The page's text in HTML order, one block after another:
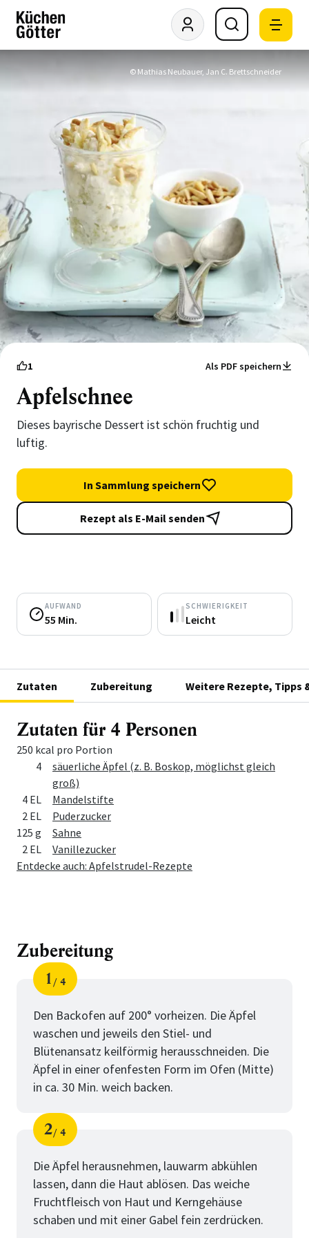
© Mathias Neubauer, Jan C. Brettschneider
1 Als PDF speichern
Apfelschnee
Dieses bayrische Dessert ist schön fruchtig und
luftig.
In Sammlung speichern
Rezept als E-Mail senden
AUFWAND
55 Min.
SCHWIERIGKEIT
Leicht
Zutaten Zubereitung Weitere Rezepte, Tipps
Zutaten für 4 Personen
250 kcal pro Portion
Menge
Zutat
4
säuerliche Äpfel (z. B. Boskop, möglichst gleich
groß)
4 EL
Mandelstifte
2 EL
Puderzucker
125 g
Sahne
2 EL
Vanillezucker
Entdecke auch: Apfelstrudel-Rezepte
Zubereitung
Schritt
1
von
4
Den Backofen auf 200° vorheizen. Die Äpfel
waschen und jeweils den Stiel- und
Blütenansatz keilförmig herausschneiden. Die
Äpfel in einer ofenfesten Form im Ofen (Mitte)
in ca. 30 Min. weich backen.
Schritt
2
von
4
Die Äpfel herausnehmen, lauwarm abkühlen
lassen, dann die Haut ablösen. Das weiche
Fruchtfleisch von Haut und Kerngehäuse
schaben und mit einer Gabel fein zerdrücken.